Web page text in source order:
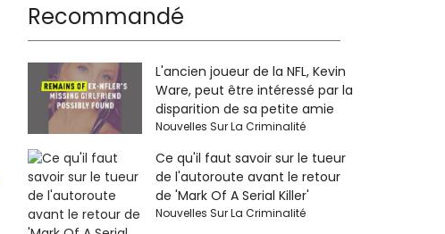
Recommandé
L'ancien joueur de la NFL, Kevin
Ware, peut être intéressé par la
disparition de sa petite amie
Nouvelles Sur La Criminalité
Ce qu'il faut savoir sur le tueur
de l'autoroute avant le retour
de 'Mark Of A Serial Killer'
Nouvelles Sur La Criminalité